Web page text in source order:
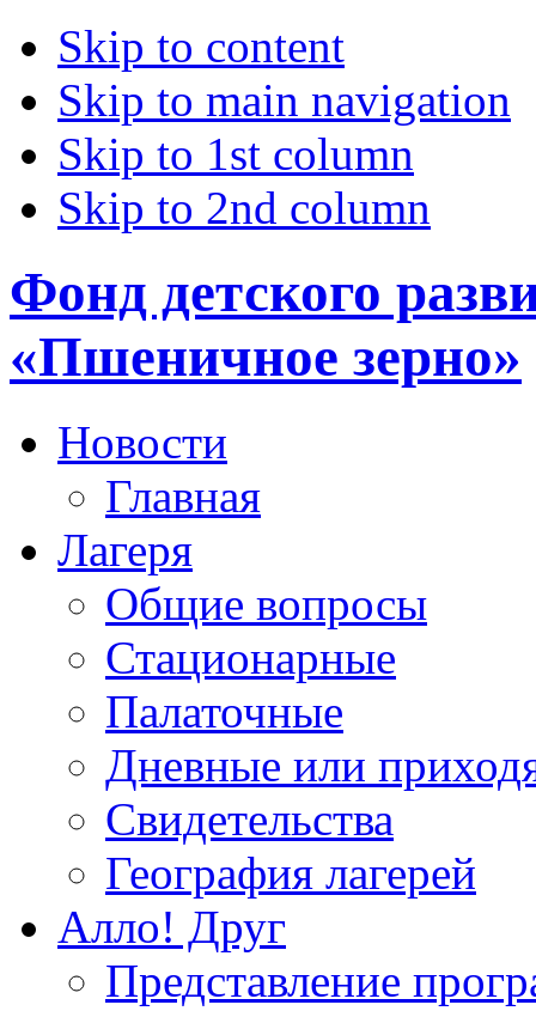
Skip to content
Skip to main navigation
Skip to 1st column
Skip to 2nd column
Фонд детского
«Пшеничное зерно»
Новости
Главная
Лагеря
Общие вопросы
Стационарные
Палаточные
Дневные или
Свидетельства
География лагерей
Алло! Друг
Представление